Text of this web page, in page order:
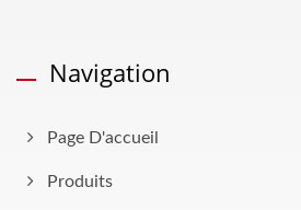
Navigation
Page D'accueil
Produits